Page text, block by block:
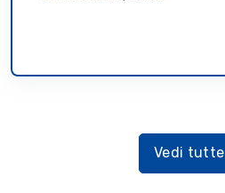
Vedi tutte